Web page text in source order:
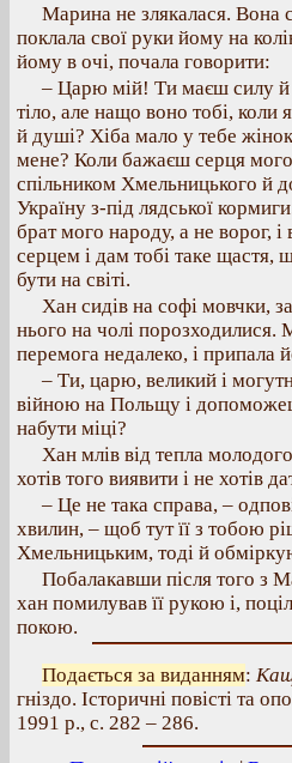
Марина не злякалася. Вона
поклала свої руки йому на
йому в очі, почала говорити:
– Царю мій! Ти маєш силу й
тіло, але нащо воно тобі, коли
й душі? Хіба мало у тебе
мене? Коли бажаєш серця
спільником Хмельницького й
Україну з-під лядської
брат мого народу, а не ворог,
серцем і дам тобі таке щастя,
бути на світі.
Хан сидів на софі мовчки,
нього на чолі порозходилися.
перемога недалеко, і припала
– Ти, царю, великий і
війною на Польщу і
набути міці?
Хан млів від тепла
хотів того виявити і не хотів
– Це не така справа, –
хвилин, – щоб тут її з тобою
Хмельницьким, тоді й
Побалакавши після того з
хан помилував її рукою і,
покою.
Подається за виданням:
гніздо. Історичні повісті та
1991 р., с. 282 – 286.